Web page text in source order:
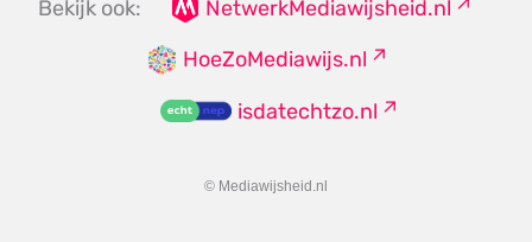
Bekijk ook:
NetwerkMediawijsheid.nl
HoeZoMediawijs.nl
isdatechtzo.nl
© Mediawijsheid.nl